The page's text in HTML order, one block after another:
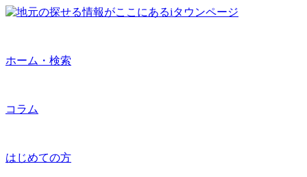
ホーム・検索
コラム
はじめての方